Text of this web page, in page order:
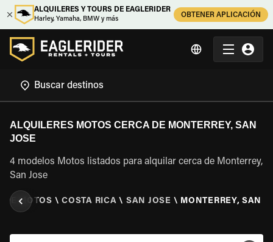
ALQUILERES Y TOURS DE EAGLERIDER
Harley, Yamaha, BMW y más
OBTENER APLICACIÓN
ALQUILERES MOTOS CERCA DE MONTERREY, SAN
JOSE
4 modelos Motos listados para alquilar cerca de Monterrey,
San Jose
DE MOTOS \ COSTA RICA \ SAN JOSE \ MONTERREY, SAN